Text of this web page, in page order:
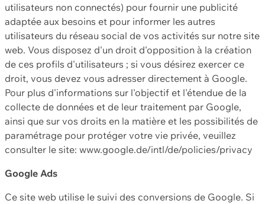
utilisateurs non connectés) pour fournir une publicité
adaptée aux besoins et pour informer les autres
utilisateurs du réseau social de vos activités sur notre site
web. Vous disposez d'un droit d'opposition à la création
de ces profils d'utilisateurs ; si vous désirez exercer ce
droit, vous devez vous adresser directement à Google.
Pour plus d'informations sur l'objectif et l'étendue de la
collecte de données et de leur traitement par Google,
ainsi que sur vos droits en la matière et les possibilités de
paramétrage pour protéger votre vie privée, veuillez
consulter le site: www.google.de/intl/de/policies/privacy
Google Ads
Ce site web utilise le suivi des conversions de Google. Si